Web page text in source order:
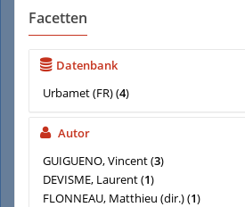
Facetten
Datenbank
Urbamet (FR)(4)
Autor
GUIGUENO, Vincent(3)
DEVISME, Laurent(1)
FLONNEAU, Matthieu (dir.)(1)